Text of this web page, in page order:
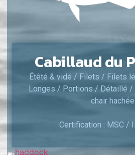
Cabillaud du
Étêté & vidé / Filets / Filets
Longes / Portions / Détaillé /
chair hachée
Certification : MSC /